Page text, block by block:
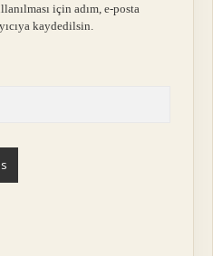
için adım, e-posta
kaydedilsin.